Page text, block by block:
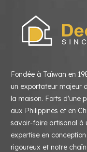
Fondée à Taïwan en
un exportateur majeur
la maison. Forts d'une
aux Philippines et en
savoir-faire artisanal à
expertise en
rigoureux et notre